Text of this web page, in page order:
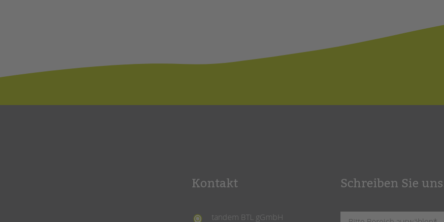
Kontakt
tandem BTL gGmbH
Schreiben Sie